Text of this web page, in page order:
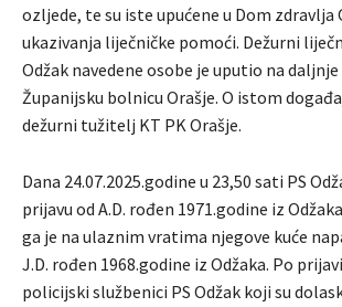
ozljede, te su iste upućene u Dom zdravlja
ukazivanja liječničke pomoći. Dežurni
Odžak navedene osobe je uputio na
Županijsku bolnicu Orašje. O istom
dežurni tužitelj KT PK Orašje.
Dana 24.07.2025.godine u 23,50 sati PS
prijavu od A.D. rođen 1971.godine iz
ga je na ulaznim vratima njegove kuće
J.D. rođen 1968.godine iz Odžaka. Po
policijski službenici PS Odžak koji su